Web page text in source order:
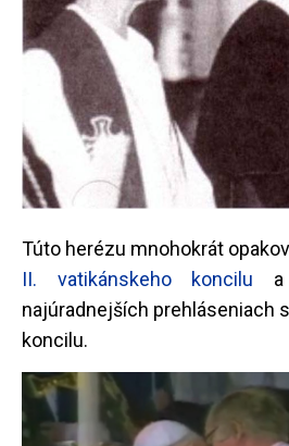
Túto herézu mnohokrát
II. vatikánskeho koncilu a
najúradnejších prehláseniach
koncilu.